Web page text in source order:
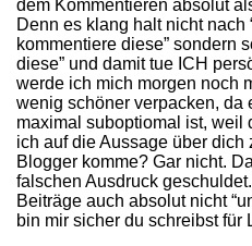
dem Kommentieren absolut
Denn es klang halt nicht nach
kommentiere diese” sondern
diese” und damit tue ICH
werde ich mich morgen noch
wenig schöner verpacken, da
maximal suboptiomal ist, weil
ich auf die Aussage über dich
Blogger komme? Gar nicht.
falschen Ausdruck
Beiträge auch absolut nicht
bin mir sicher du schreibst für